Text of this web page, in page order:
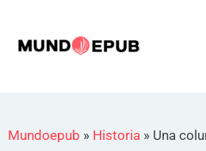
contenido
Mundoepub » Historia » Una